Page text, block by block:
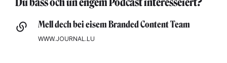
Mell dech bei eisem Branded Content Team
WWW.JOURNAL.LU